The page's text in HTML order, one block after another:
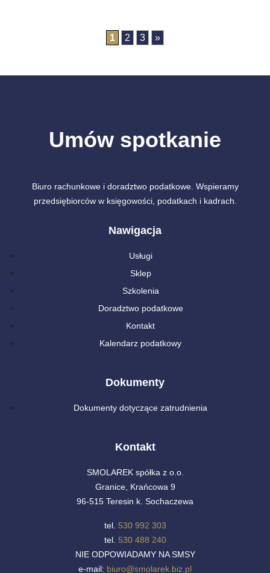
1 2 3 »
Umów spotkanie
Biuro rachunkowe i doradztwo podatkowe. Wspieramy
przedsiębiorców w księgowości, podatkach i kadrach.
Nawigacja
Usługi
Sklep
Szkolenia
Doradztwo podatkowe
Kontakt
Kalendarz podatkowy
Dokumenty
Dokumenty dotyczące zatrudnienia
Kontakt
SMOLAREK spółka z o.o.
Granice, Krańcowa 9
96-515 Teresin k. Sochaczewa
tel. 530 992 303
tel. 530 488 240
NIE ODPOWIADAMY NA SMSY
e-mail: biuro@smolarek.biz.pl